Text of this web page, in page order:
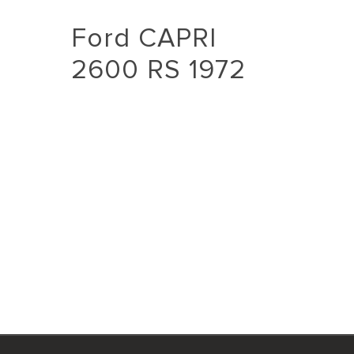
Ford CAPRI
2600 RS 1972